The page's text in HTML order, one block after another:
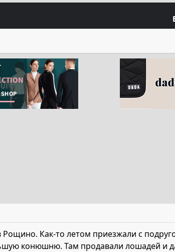
Как-то летом приезжали с
конюшню. Там продавали лошадей и